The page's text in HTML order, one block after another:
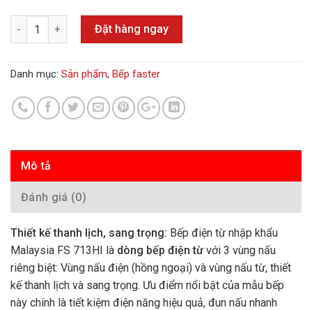
Số lượng Đặt hàng ngay
Danh mục: Sản phẩm, Bếp faster
Mô tả
Đánh giá (0)
Thiết kế thanh lịch, sang trọng: Bếp điện từ nhập khẩu
Malaysia FS 713HI là dòng bếp điện từvới 3 vùng nấu
riêng biệt: Vùng nấu điện (hồng ngoại) và vùng nấu từ, thiết
kế thanh lịch và sang trọng. Ưu điểm nổi bật của mẫu bếp
này chính là tiết kiệm điện năng hiệu quả, đun nấu nhanh